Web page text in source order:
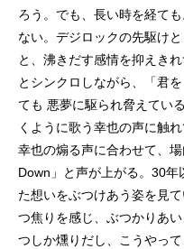
ろう。でも、長い時を経て
ない。デジロックの先駆け
と、沸きだす感情を抑えき
とシンクロしながら、「君
ても 悪夢に駆られ脅えてい
くように歌う幸也の声に触
幸也の煽る声に合わせて、
Down」と声が上がる。30年
た想いをぶつけあう姿を見
つ焦りを感じ、ぶつかりあ
つしか燻りだし、こうやっ